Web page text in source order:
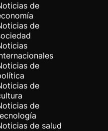
de
de
de
de
de
de salud